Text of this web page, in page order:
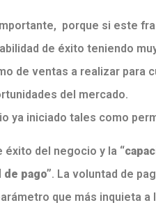
porque si este
de éxito teniendo
de ventas a realizar para
del mercado.
ya iniciado tales como
éxito del negocio y la
de pago”. La voluntad de
que más inquieta